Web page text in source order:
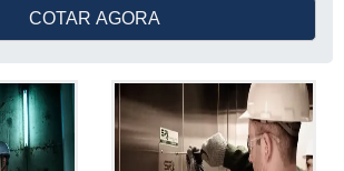
COTAR AGORA